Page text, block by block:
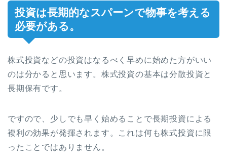
投資は長期的なスパーンで物事を考える
必要がある。
株式投資などの投資はなるべく早めに始めた方がいい
のは分かると思います。株式投資の基本は分散投資と
長期保有です。
ですので、少しでも早く始めることで長期投資による
複利の効果が発揮されます。これは何も株式投資に限
ったことではありません。